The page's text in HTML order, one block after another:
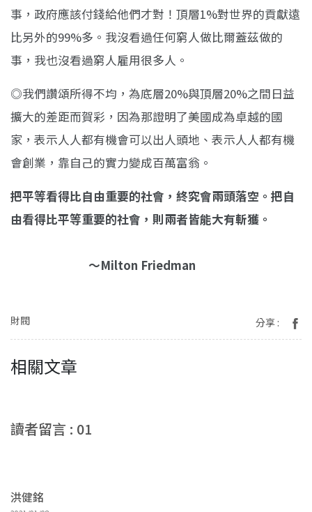
事，政府應該付錢給他們才對！頂層1%對世界的貢獻遠
比另外的99%多。我沒看過任何窮人做比爾蓋茲做的
事，我也沒看過窮人雇用很多人。
◎我們讚頌所得不均，為底層20%與頂層20%之間日益
擴大的差距而賀彩，因為那證明了美國成為卓越的國
家，表示人人都有機會可以出人頭地、表示人人都有機
會創業，靠自己的實力變成百萬富翁。
把平等看得比自由重要的社會，終究會兩頭落空。把自
由看得比平等重要的社會，則兩者皆能大有斬獲。
～Milton Friedman
財閥 分享 :
相關文章
讀者留言 : 01
洪健銘